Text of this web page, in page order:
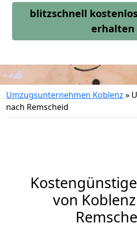
blitzschnell
erhalten
Umzugsunternehmen Koblenz »
nach Remscheid
von